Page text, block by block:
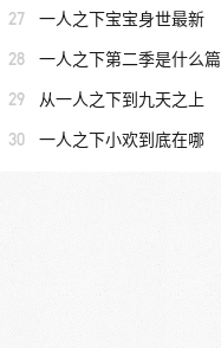
27 一人之下宝宝身世最新
28 一人之下第二季是什么篇
29 从一人之下到九天之上
30 一人之下小欢到底在哪